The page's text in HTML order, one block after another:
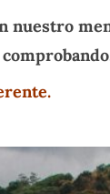
nuestro